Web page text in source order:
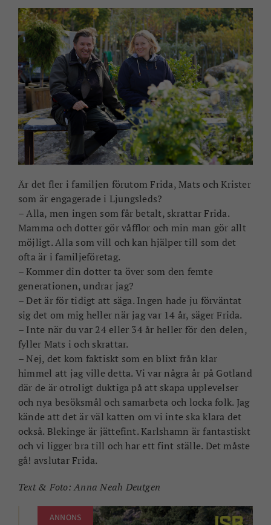
Är det fler i familjen förutom Frida, Mats och Krister
som är engagerade i Ljungsleds?
– Alla, men ingen som får betalt, skrattar Frida.
Mamma och dotter gör våfflor och min man gör allt
möjligt. Alla som vill och kan hjälper till som det
ofta är i familjeföretag.
– Kommer din dotter ta över som den femte
generationen, undrar jag?
– Det är för tidigt att säga. Ingen hade ju förväntat
sig det om mig heller när jag var 14 år, säger Frida.
– Inte när du var 24 eller 34 år heller för den delen,
fyller Mats i och skrattar.
– Nej, det kom faktiskt som en blixt från klar
himmel att jag ville detta. Vi var några år på Gotland
där de är otroligt duktiga på att skapa upplevelser
och nya besöksmål och samarbeta och locka folk. Jag
kände att det är väl katten om vi inte ska klara det
också. Blekinge är jättefint. Karlshamn är fantastiskt
och vi ligger bra till och har ett fint ställe. Det måste
gå! avslutar Frida.
Text & Foto: Anna Neah Deutgen
ANNONS